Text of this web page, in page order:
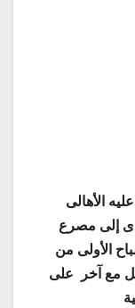
الأهالى
إلى مصرع
الأولى من
مع آخر على